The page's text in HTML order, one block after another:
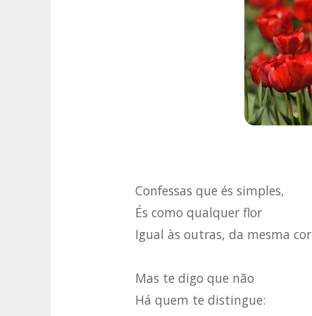
Confessas que és simples,
És como qualquer flor
Igual às outras, da mesma cor
Mas te digo que não
Há quem te distingue: